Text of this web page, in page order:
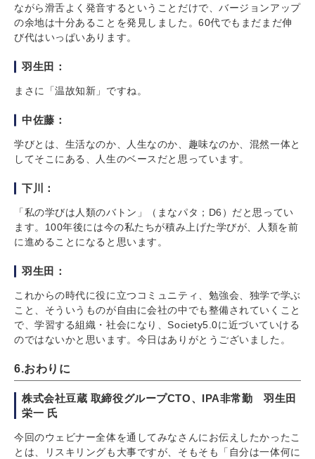
ながら滑舌よく発音するということだけで、バージョンアップ
の余地は十分あることを発見しました。60代でもまだまだ伸
び代はいっぱいあります。
羽生田：
まさに「温故知新」ですね。
中佐藤：
学びとは、生活なのか、人生なのか、趣味なのか、混然一体と
してそこにある、人生のベースだと思っています。
下川：
「私の学びは人類のバトン」（まなパタ；D6）だと思ってい
ます。100年後には今の私たちが積み上げた学びが、人類を前
に進めることになると思います。
羽生田：
これからの時代に役に立つコミュニティ、勉強会、独学で学ぶ
こと、そういうものが自由に会社の中でも整備されていくこと
で、学習する組織・社会になり、Society5.0に近づいていける
のではないかと思います。今日はありがとうございました。
6.おわりに
株式会社豆蔵 取締役グループCTO、IPA非常勤 羽生田
栄一 氏
今回のウェビナー全体を通してみなさんにお伝えしたかったこ
とは、リスキリングも大事ですが、そもそも「自分は一体何に